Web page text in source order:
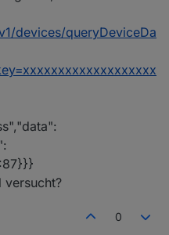
devices/queryDeviceDa
versucht?
0